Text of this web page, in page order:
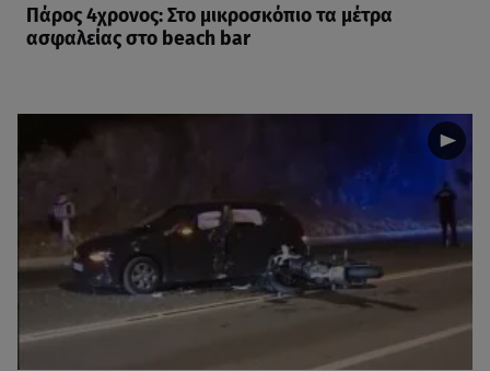
Πάρος 4χρονος: Στο μικροσκόπιο τα μέτρα
ασφαλείας στο beach bar